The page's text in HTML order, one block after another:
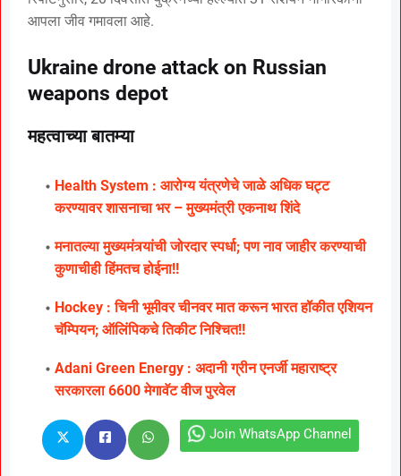
आपला जीव गमावला आहे.
Ukraine drone attack on Russian
weapons depot
महत्वाच्या बातम्या
Health System : आरोग्य यंत्रणेचे जाळे अधिक घट्ट
करण्यावर शासनाचा भर – मुख्यमंत्री एकनाथ शिंदे
मनातल्या मुख्यमंत्र्यांची जोरदार स्पर्धा; पण नाव जाहीर करण्याची
कुणाचीही हिंमतच होईना!!
Hockey : चिनी भूमीवर चीनवर मात करून भारत हॉकीत एशियन
चॅम्पियन; ऑलिंपिकचे तिकीट निश्चित!!
Adani Green Energy : अदानी ग्रीन एनर्जी महाराष्ट्र
सरकारला 6600 मेगावॅट वीज पुरवेल
Join WhatsApp Channel